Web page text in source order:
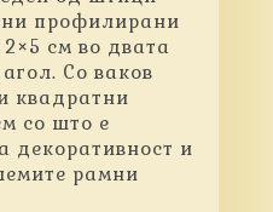
профилирани
см во двата
Со ваков
квадратни
со што е
декоративност и
рамни